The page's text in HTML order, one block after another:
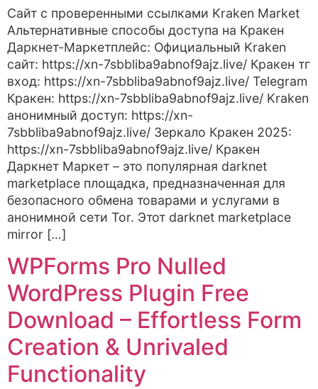
Сайт с проверенными ссылками Kraken Market
Альтернативные способы доступа на Кракен
Даркнет-Маркетплейс: Официальный Kraken
сайт: https://xn-7sbbliba9abnof9ajz.live/ Кракен тг
вход: https://xn-7sbbliba9abnof9ajz.live/ Telegram
Кракен: https://xn-7sbbliba9abnof9ajz.live/ Kraken
анонимный доступ: https://xn-
7sbbliba9abnof9ajz.live/ Зеркало Кракен 2025:
https://xn-7sbbliba9abnof9ajz.live/ Кракен
Даркнет Маркет – это популярная darknet
marketplace площадка, предназначенная для
безопасного обмена товарами и услугами в
анонимной сети Tor. Этот darknet marketplace
mirror […]
WPForms Pro Nulled
WordPress Plugin Free
Download – Effortless Form
Creation & Unrivaled
Functionality